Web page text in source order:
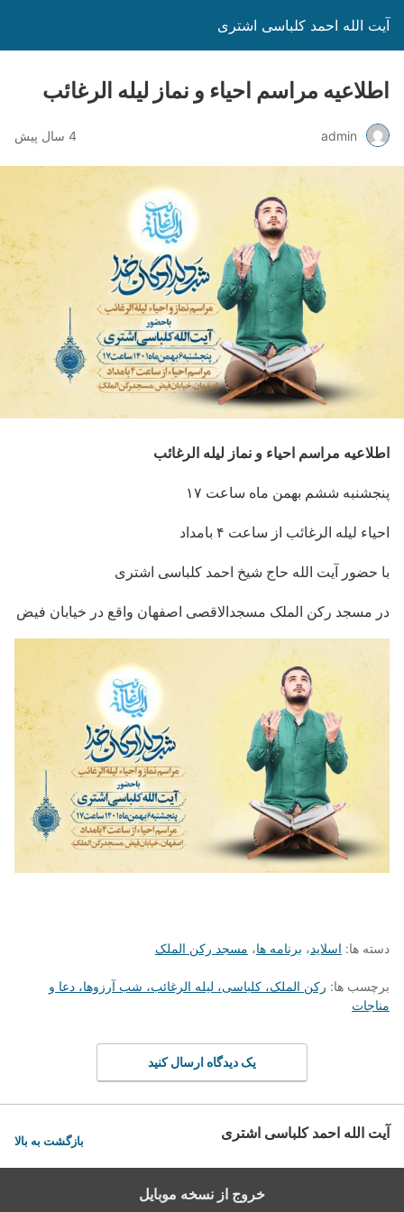
آیت الله احمد کلباسی اشتری
اطلاعیه مراسم احیاء و نماز لیله الرغائب
admin 4 سال پیش
اطلاعیه مراسم احیاء و نماز لیله الرغائب
پنجشنبه ششم بهمن ماه ساعت ۱۷
احیاء لیله الرغائب از ساعت ۴ بامداد
با حضور آیت الله حاج شیخ احمد کلباسی اشتری
در مسجد رکن الملک مسجدالاقصی اصفهان واقع در خیابان فیض
دسته ها: اسلاید، برنامه ها، مسجد رکن الملک
برچسب ها: رکن الملک، کلباسی، لیله الرغائب، شب آرزوها، دعا و
مناجات
یک دیدگاه ارسال کنید
آیت الله احمد کلباسی اشتری بازگشت به بالا
خروج از نسخه موبایل